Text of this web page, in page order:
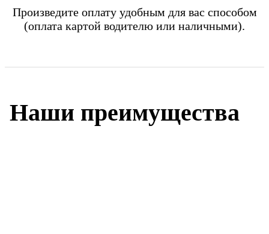
Произведите оплату удобным для вас способом
(оплата картой водителю или наличными).
Наши преимущества